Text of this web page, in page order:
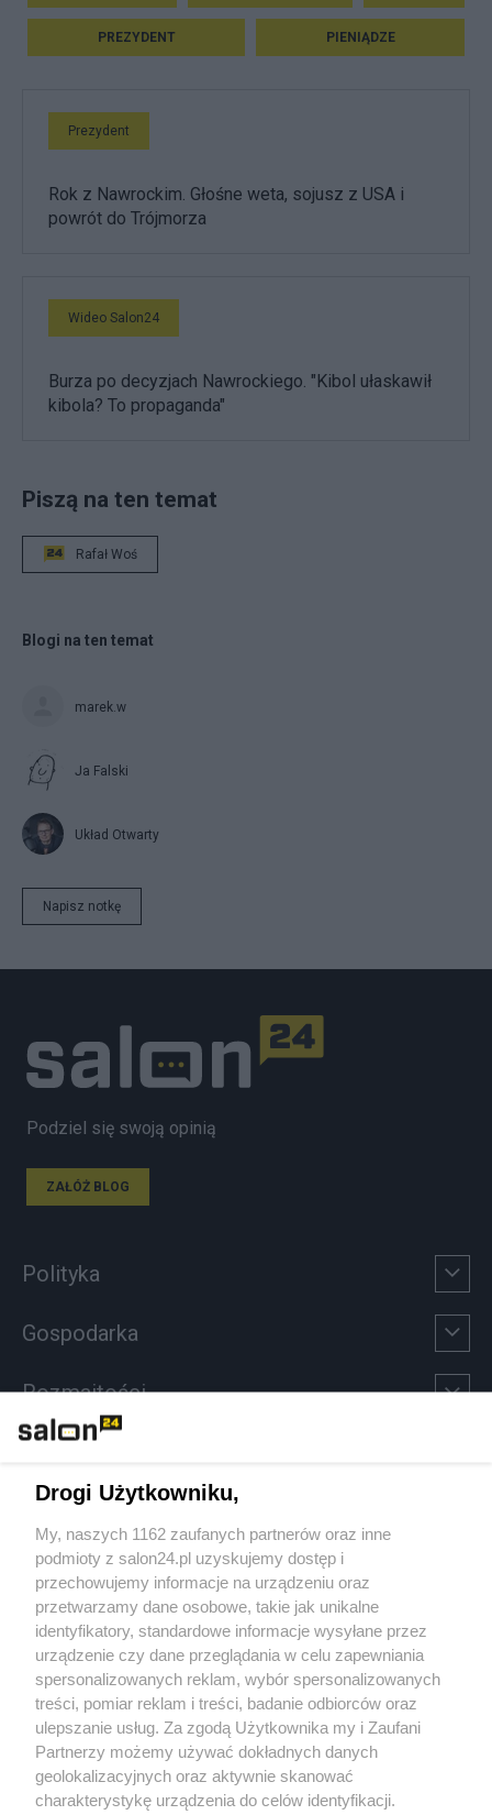
PREZYDENT PIENIĄDZE
Prezydent
Rok z Nawrockim. Głośne weta, sojusz z USA i
powrót do Trójmorza
Wideo Salon24
Burza po decyzjach Nawrockiego. "Kibol ułaskawił
kibola? To propaganda"
Piszą na ten temat
Rafał Woś
Blogi na ten temat
marek.w
Ja Falski
Układ Otwarty
Napisz notkę
Podziel się swoją opinią
ZAŁÓŻ BLOG
Polityka
Gospodarka
Rozmaitości
Sport
Społeczeństwo
Kultura
X Facebook Instagram Youtube
Drogi Użytkowniku,
My, naszych 1162 zaufanych partnerów oraz inne
podmioty z salon24.pl uzyskujemy dostęp i
przechowujemy informacje na urządzeniu oraz
przetwarzamy dane osobowe, takie jak unikalne
identyfikatory, standardowe informacje wysyłane przez
urządzenie czy dane przeglądania w celu zapewniania
spersonalizowanych reklam, wybór spersonalizowanych
treści, pomiar reklam i treści, badanie odbiorców oraz
ulepszanie usług. Za zgodą Użytkownika my i Zaufani
Partnerzy możemy używać dokładnych danych
geolokalizacyjnych oraz aktywnie skanować
charakterystykę urządzenia do celów identyfikacji.